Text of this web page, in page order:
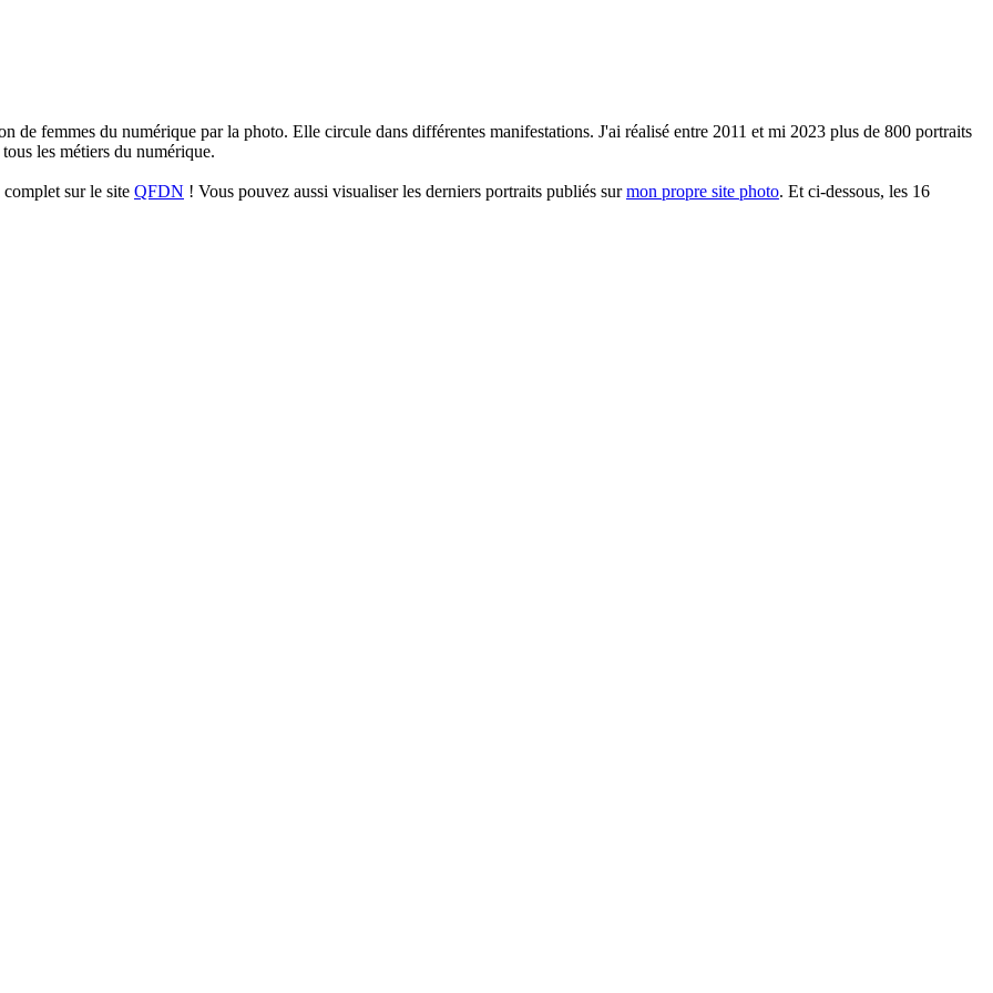
de femmes du numérique par la photo. Elle circule dans différentes manifestations. J'ai réalisé entre 2011 et mi 2023 plus de 800 portraits
les métiers du numérique.
complet sur le site QFDN ! Vous pouvez aussi visualiser les derniers portraits publiés surmon propre site photo. Et ci-dessous, les 16